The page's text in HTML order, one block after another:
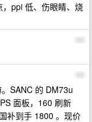
ppi 低、伤眼睛、烧
68
69
SANC 的 DM73u
面板，160 刷新
补到手 1800 。现价